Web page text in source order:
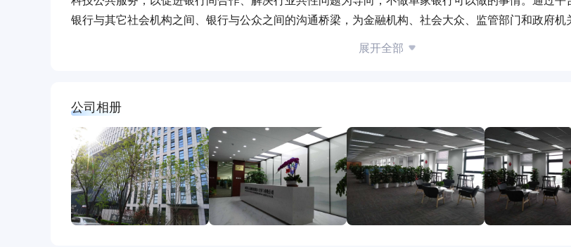
银行与其它社会机构之间、银行与公众之间的沟通桥梁，为金融机构、社会大众、监管部门和政府
融、智能监管和智慧金融等公共服务，激发市场活力，构建金融科技生态圈。也是业内唯一一家具有
展开全部
公司相册